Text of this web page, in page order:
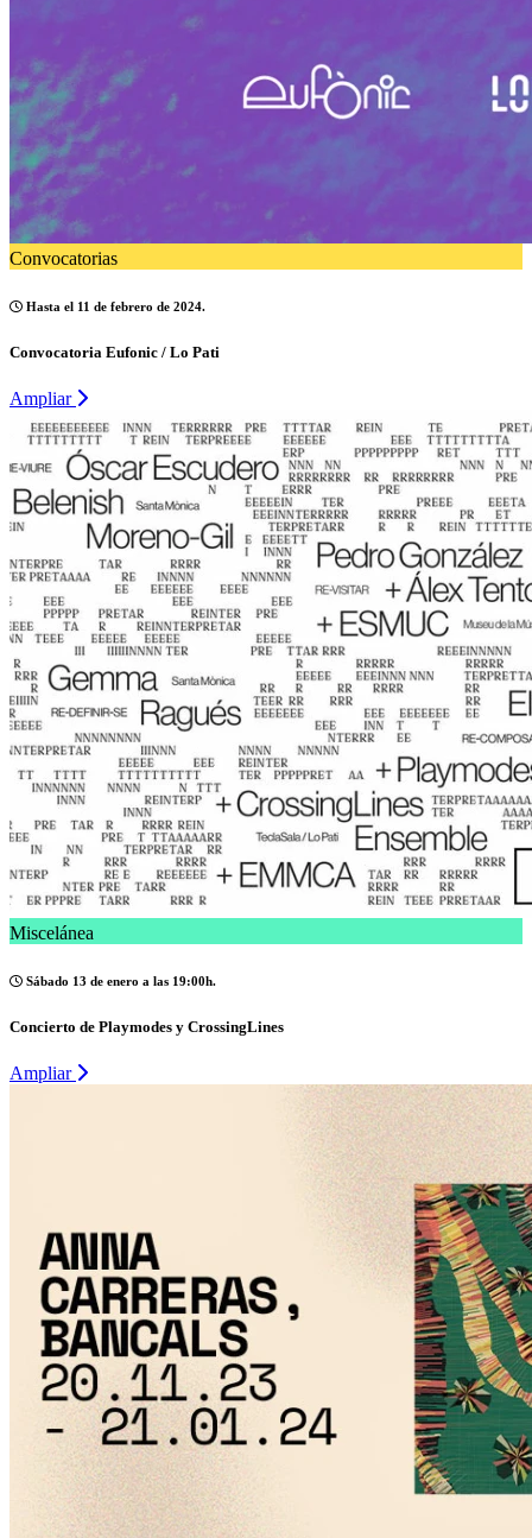
Convocatorias
Hasta el 11 de febrero de 2024.
Convocatoria Eufonic / Lo Pati
Ampliar
Miscelánea
Sábado 13 de enero a las 19:00h.
Concierto de Playmodes y CrossingLines
Ampliar